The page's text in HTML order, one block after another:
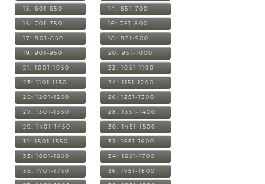
13: 601-650 14: 651-700
15: 701-750 16: 751-800
17: 801-850 18: 851-900
19: 901-950 20: 951-1000
21: 1001-1050 22: 1051-1100
23: 1101-1150 24: 1151-1200
25: 1201-1250 26: 1251-1300
27: 1301-1350 28: 1351-1400
29: 1401-1450 30: 1451-1500
31: 1501-1550 32: 1551-1600
33: 1601-1650 34: 1651-1700
35: 1701-1750 36: 1751-1800